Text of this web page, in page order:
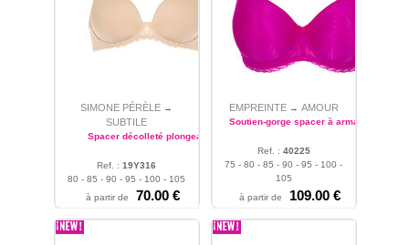
SIMONE PÉRÈLE →
SUBTILE
Spacer décolleté plongeant
Ref. : 19Y316
80 - 85 - 90 - 95 - 100 - 105
à partir de
70.00 €
EMPREINTE → AMOUR
Soutien-gorge spacer à armatures
Ref. : 40225
75 - 80 - 85 - 90 - 95 - 100 -
105
à partir de
109.00 €